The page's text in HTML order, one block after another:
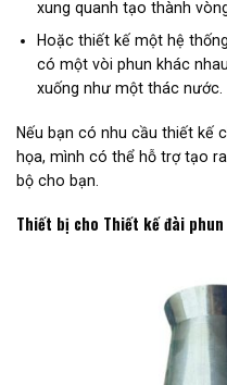
xung quanh tạo thành
Hoặc thiết kế một hệ
có một vòi phun khác
xuống như một thác nước.
Nếu bạn có nhu cầu thiết kế
họa, mình có thể hỗ trợ tạo
bộ cho bạn.
Thiết bị cho Thiết kế đài